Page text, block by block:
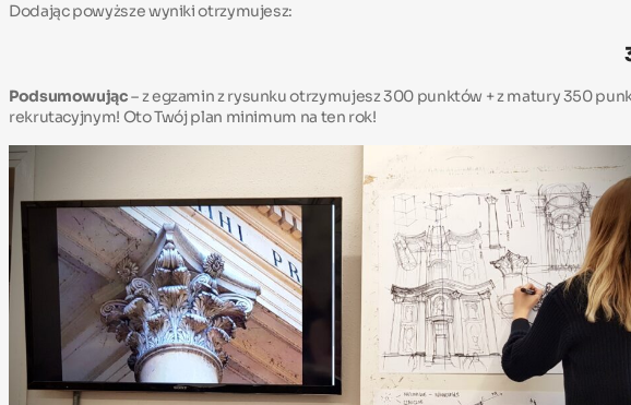
Dodając powyższe wyniki otrzymujesz:
Podsumowując– z egzamin z rysunku otrzymujesz 300 punktów + z matury 350
rekrutacyjnym! Oto Twój plan minimum na ten rok!